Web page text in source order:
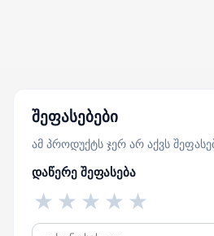
შეფასებები
ამ პროდუქტს ჯერ არ აქვს
დაწერე შეფასება
★
★
★
★
★